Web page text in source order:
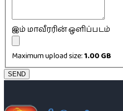
இம் மாவீரரின் ஒளிப்படம்
Maximum upload size:1.00 GB
SEND